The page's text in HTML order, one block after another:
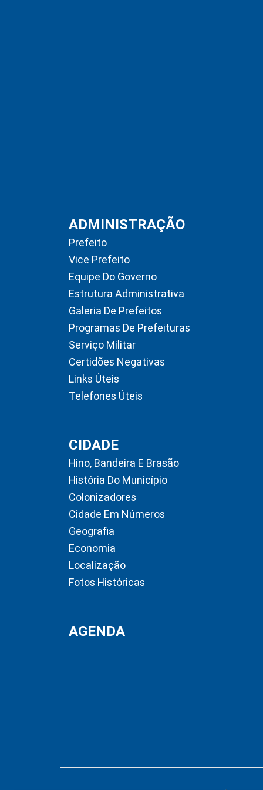
ADMINISTRAÇÃO
Prefeito
Vice Prefeito
Equipe Do Governo
Estrutura Administrativa
Galeria De Prefeitos
Programas De Prefeituras
Serviço Militar
Certidões Negativas
Links Úteis
Telefones Úteis
CIDADE
Hino, Bandeira E Brasão
História Do Município
Colonizadores
Cidade Em Números
Geografia
Economia
Localização
Fotos Históricas
AGENDA